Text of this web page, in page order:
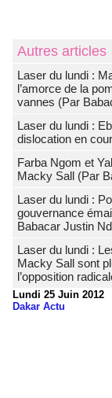
Autres articles
Laser du lundi :
l’amorce de la
vannes (Par
Laser du lundi :
dislocation en
Farba Ngom et
Macky Sall (Par
Laser du lundi :
gouvernance
Babacar Justin
Laser du lundi :
Macky Sall sont
l’opposition
Lundi 25 Juin 2012
Dakar Actu